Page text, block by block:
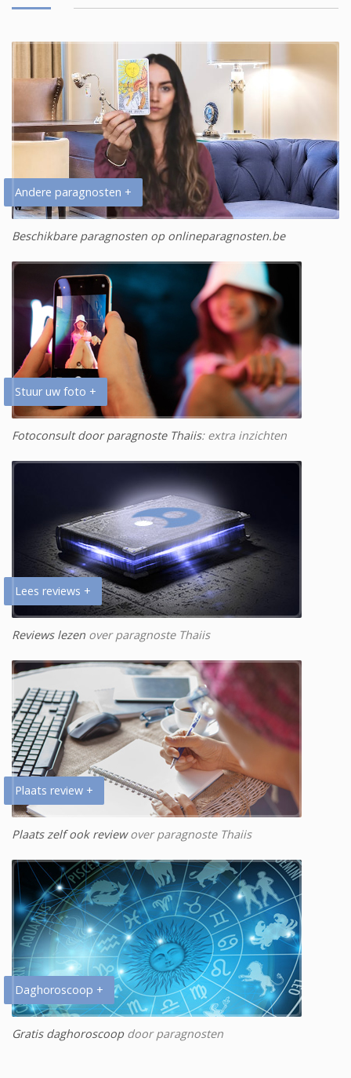
Andere paragnosten +
Beschikbare paragnosten op onlineparagnosten.be
Stuur uw foto +
Fotoconsult door paragnoste Thaiis: extra inzichten
Lees reviews +
Reviews lezen over paragnoste Thaiis
Plaats review +
Plaats zelf ook reviewover paragnoste Thaiis
Daghoroscoop +
Gratis daghoroscoopdoor paragnosten